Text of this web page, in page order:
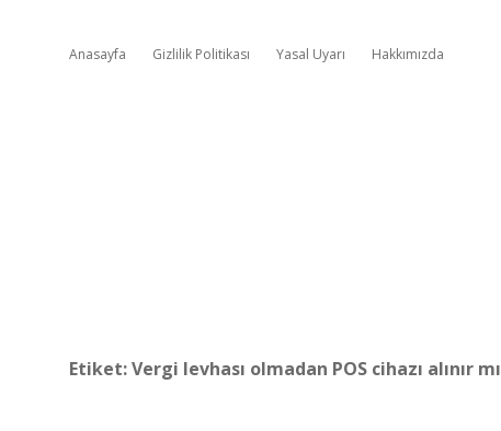
Anasayfa Gizlilik Politikası Yasal Uyarı Hakkımızda
Etiket:Vergi levhası olmadan POS cihazı alınır mı